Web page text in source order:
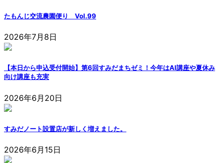
たもんじ交流農園便り Vol.99
2026年7月8日
【本日から申込受付開始】第6回すみだまちゼミ！今年はAI講座や夏休み
向け講座も充実
2026年6月20日
すみだノート設置店が新しく増えました。
2026年6月15日